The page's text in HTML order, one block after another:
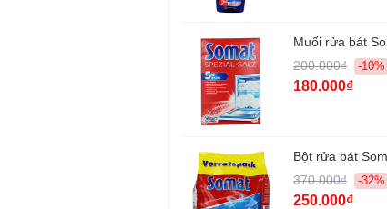
điện
Tính năng an toàn:
Tiêu thụ nước: --
Công suất điện:
Muối rửa bát
200.000₫
-10%
180.000₫
Bột rửa bát
370.000₫
-32%
250.000₫